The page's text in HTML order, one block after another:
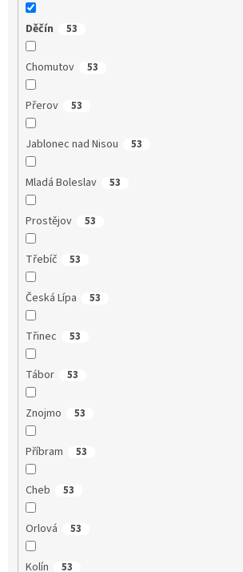
Děčín 53
Chomutov 53
Přerov 53
Jablonec nad Nisou 53
Mladá Boleslav 53
Prostějov 53
Třebíč 53
Česká Lípa 53
Třinec 53
Tábor 53
Znojmo 53
Příbram 53
Cheb 53
Orlová 53
Kolín 53